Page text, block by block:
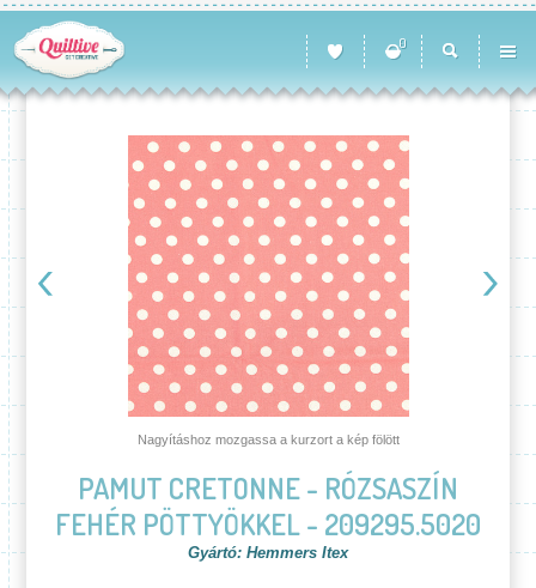
0
Nagyításhoz mozgassa a kurzort a kép fölött
PAMUT CRETONNE - RÓZSASZÍN
FEHÉR PÖTTYÖKKEL - 209295.5020
Gyártó: Hemmers Itex